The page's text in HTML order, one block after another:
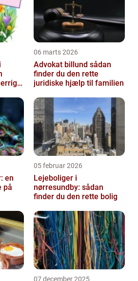
06 marts 2026
Advokat billund sådan
finder du den rette
juridiske hjælp til familien
en
på
05 februar 2026
Lejeboliger i
nørresundby: sådan
finder du den rette bolig
07 december 2025